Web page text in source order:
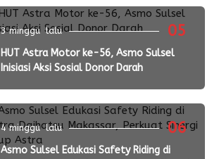
05
3 minggu lalu
HUT Astra Motor ke-56, Asmo Sulsel
Inisiasi Aksi Sosial Donor Darah
06
4 minggu lalu
Asmo Sulsel Edukasi Safety Riding di